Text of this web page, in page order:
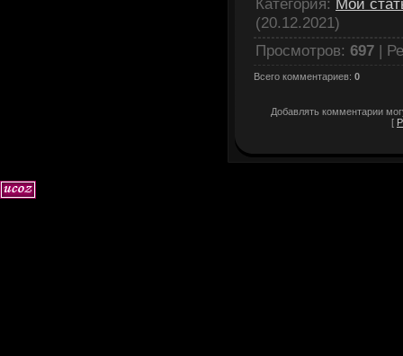
(20.12.2021)
Просмотров: 697 |
Всего комментариев: 0
Добавлять комментарии
[